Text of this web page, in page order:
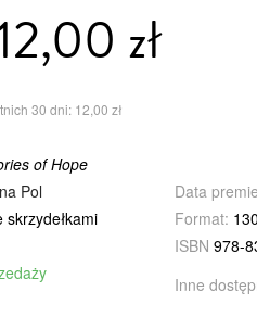
zł
30 dni: 12,00 zł
of Hope
Pol Data
skrzydełkami Format:
ISBN 978-
Inne